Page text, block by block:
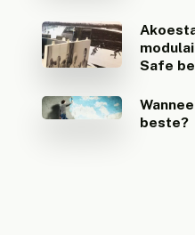
Safe
beste?